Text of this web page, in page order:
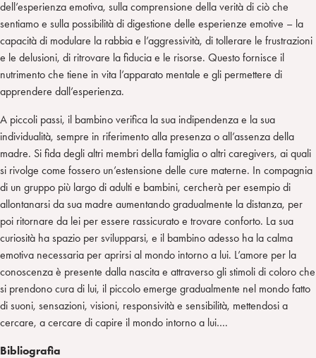
dell’esperienza emotiva, sulla comprensione della verità di ciò che
sentiamo e sulla possibilità di digestione delle esperienze emotive – la
capacità di modulare la rabbia e l’aggressività, di tollerare le frustrazioni
e le delusioni, di ritrovare la fiducia e le risorse. Questo fornisce il
nutrimento che tiene in vita l’apparato mentale e gli permettere di
apprendere dall’esperienza.
A piccoli passi, il bambino verifica la sua indipendenza e la sua
individualità, sempre in riferimento alla presenza o all’assenza della
madre. Si fida degli altri membri della famiglia o altri caregivers, ai quali
si rivolge come fossero un’estensione delle cure materne. In compagnia
di un gruppo più largo di adulti e bambini, cercherà per esempio di
allontanarsi da sua madre aumentando gradualmente la distanza, per
poi ritornare da lei per essere rassicurato e trovare conforto. La sua
curiosità ha spazio per svilupparsi, e il bambino adesso ha la calma
emotiva necessaria per aprirsi al mondo intorno a lui. L’amore per la
conoscenza è presente dalla nascita e attraverso gli stimoli di coloro che
si prendono cura di lui, il piccolo emerge gradualmente nel mondo fatto
di suoni, sensazioni, visioni, responsività e sensibilità, mettendosi a
cercare, a cercare di capire il mondo intorno a lui….
Bibliografia